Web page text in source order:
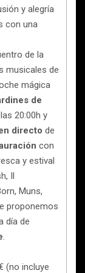
y alegría
con una
de la
musicales de
mágica
de
20:00h y
directo de
con
y estival
Il
Muns,
proponemos
día de
.
(no incluye